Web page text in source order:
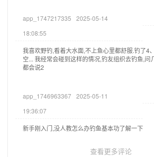
app_1747217335
2025-05-14
18:08:55
我喜欢野钓,看着大水面,不上鱼心里都舒服.钓了4
空... 我经常会碰到这样的情况,钓友组织去钓鱼,问
都会说2
app_1746963367 2025-05-11
19:36:07
新手刚入门,没人教怎么办钓鱼基本功了解一下
查看更多评论